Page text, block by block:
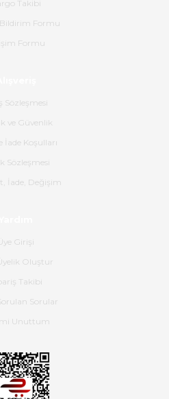
Takibi
Bildirim Formu
Formu
Sözleşmesi
ve Güvenlik
İade Koşulları
Sözleşmesi
İade, Değişim
Girişi
Oluştur
Takibi
Sorular
Unuttum